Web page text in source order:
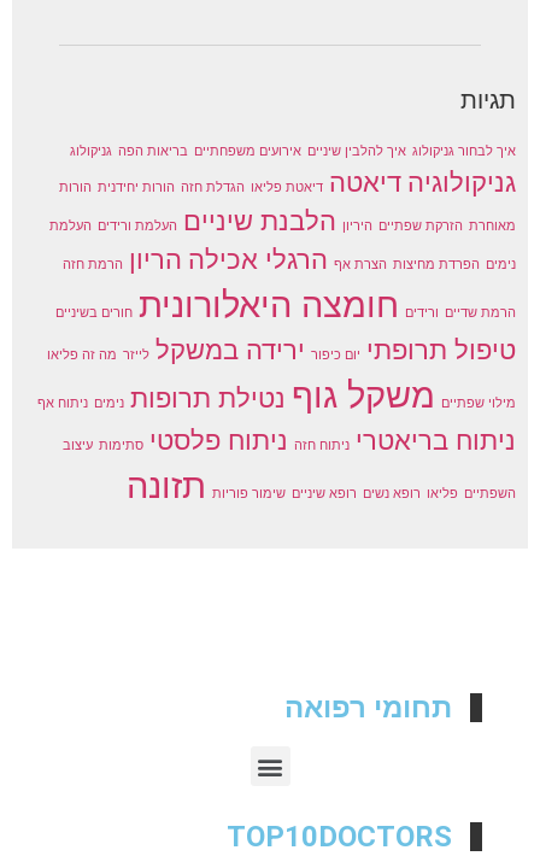
תגיות
איך לבחור גניקולוג איך להלבין שיניים אירועים משפחתיים בריאות הפה גניקולוג
גניקולוגיה דיאטה דיאטת פליאו הגדלת חזה הורות יחידנית הורות
מאוחרת הזרקת שפתיים היריון הלבנת שיניים העלמת ורידים העלמת
נימים הפרדת מחיצות הצרת אף הרגלי אכילה הריון הרמת חזה
הרמת שדיים ורידים חומצה היאלורונית חורים בשיניים
טיפול תרופתי יום כיפור ירידה במשקל לייזר מה זה פליאו
מילוי שפתיים משקל גוף נטילת תרופות נימים ניתוח אף
ניתוח בריאטרי ניתוח חזה ניתוח פלסטי סתימות עיצוב
השפתיים פליאו רופא נשים רופא שיניים שימור פוריות תזונה
תחומי רפואה
TOP10DOCTORS